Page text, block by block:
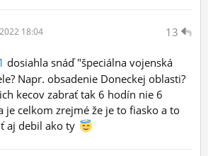
13
2022 18:04
dosiahla snáď "špeciálna vojenská
Napr. obsadenie Doneckej oblasti?
kecov zabrať tak 6 hodín nie 6
je celkom zrejmé že je to fiasko a to
aj debil ako ty